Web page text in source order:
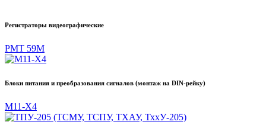
Регистраторы видеографические
РМТ 59М
Блоки питания и преобразования сигналов (монтаж на DIN-рейку)
М11-Х4